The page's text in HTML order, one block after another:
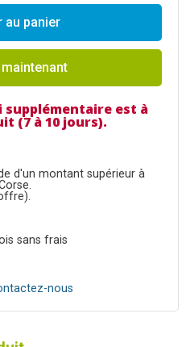
au panier
est à
(7 à 10 jours).
d'un montant supérieur à
sans frais
nous